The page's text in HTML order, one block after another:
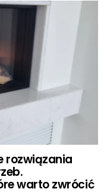
rozwiązania
warto zwrócić